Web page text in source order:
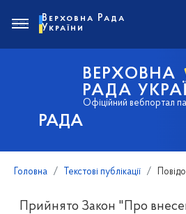
РАДА
ВЕРХОВНА
РАДА
Офіційний вебпортал
Верховна Рада
України
Головна Текстові публікації
Прийнято Закон "Про